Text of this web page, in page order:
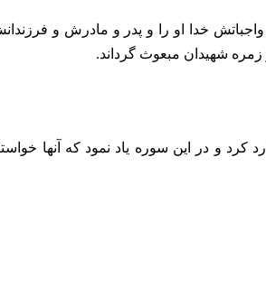
خدا او را و پدر و مادرش و
زمره شهيدان مبعوث گرداند.
و در اين سوره ياد نمود كه آنها